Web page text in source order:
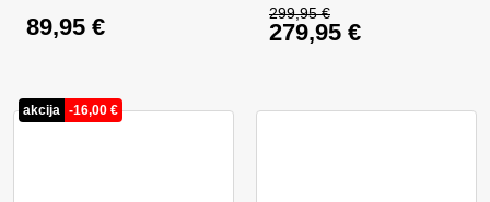
89,95 € 299,95€
Izvirna cena je bila:
279,95 €
akcija -16,00 €